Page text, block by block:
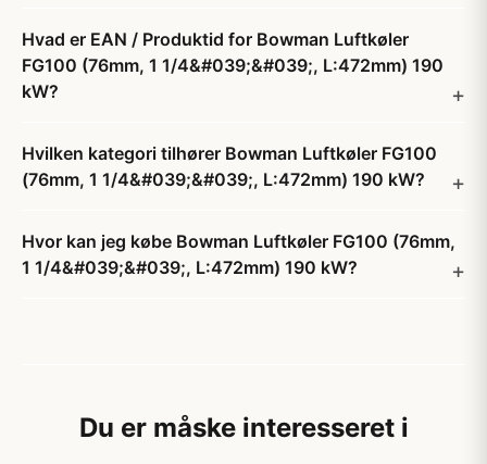
Hvad er EAN / Produktid for Bowman Luftkøler
FG100 (76mm, 1 1/4&#039;&#039;, L:472mm) 190
kW?
Hvilken kategori tilhører Bowman Luftkøler FG100
(76mm, 1 1/4&#039;&#039;, L:472mm) 190 kW?
Hvor kan jeg købe Bowman Luftkøler FG100 (76mm,
1 1/4&#039;&#039;, L:472mm) 190 kW?
Du er måske interesseret i